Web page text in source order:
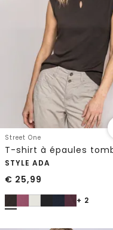
Street One
STYLE ADA
€ 25,99
+ 2